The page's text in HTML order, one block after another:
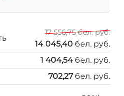
17 556,75 бел. руб.
14 045,40 бел. руб.
1 404,54 бел. руб.
702,27бел. руб.